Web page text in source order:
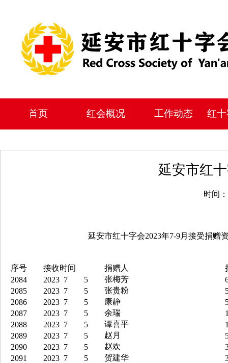
首页 红会概况 工作动态 红
延安市红
时间
延安市红十字会2023年7-9月接受捐赠资
序号 接收时间 捐赠人
2084
2023 7 5 张梅芳
2085
2023 7 5 张贵粉
2086
2023 7 5 康静
2087
2023 7 5 余瑞
2088
2023 7 5 谭喜平
2089
2023 7 5 赵月
2090
2023 7 5 赵欢
2091
2023 7 5 贺建华